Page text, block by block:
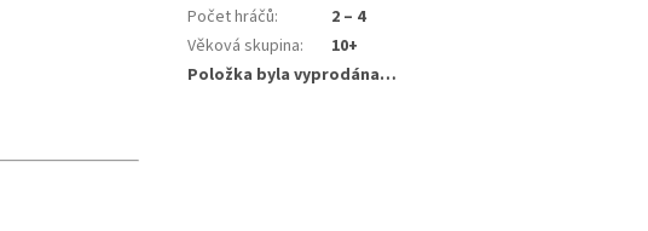
Počet hráčů:
2 – 4
Věková skupina:
10+
Položka byla vyprodána…